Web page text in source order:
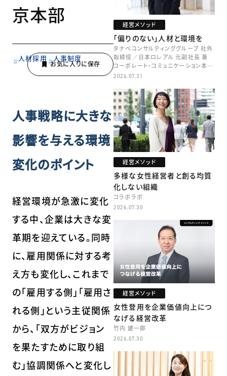
京本部
人材採用 人事制度
人事戦略に大きな
影響を与える環境
変化のポイント
経営環境が急激に変化
する中、企業は大きな変
革期を迎えている。同時
に、雇用関係に対する考
え方も変化し、これまで
の「雇用する側」「雇用さ
れる側」という主従関係
から、「双方がビジョン
を果たすために取り組
む」協調関係へと変化し
経営メソッド
「偏りのない」人材と環境を
タナベコンサルティンググループ 社外
取締役／日本ロレアル 元副社長 兼
コーポレート・コミュニケーション本部
本部長／キャリアコンサルタント 井村
2026.07.31
経営メソッド
多様な女性経営者と創る均質
化しない組織
コラボラボ
2026.07.30
経営メソッド
女性登用を企業価値向上につ
なげる経営改革
竹内 建一郎
2026.07.30